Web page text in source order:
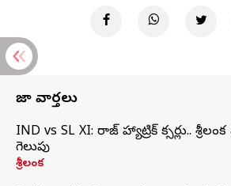
తాజా వార్తలు
IND vs SL XI: సిరాజ్‌ హ్యాట్రిక్‌ సిక్సర్లు..
గెలుపు
శ్రీలంక